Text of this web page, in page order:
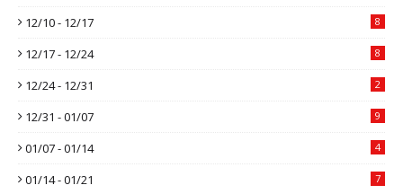
12/10 - 12/17 8
12/17 - 12/24 8
12/24 - 12/31 2
12/31 - 01/07 9
01/07 - 01/14 4
01/14 - 01/21 7